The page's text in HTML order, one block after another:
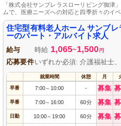
「株式会社サンブレラスローリビング御津
ムで、医療ニーズへの対応と四季折々のイ
生活と地域社会への貢献を追求しています。
住宅型有料老人ホーム サンブ
ーのパート・アルバイト求人
給与 時給 1,065~1,500 円
応募要件いずれか必須: 介護福祉士
就業時間 休憩 月
早番 7:00～ 10:00 - 募集
早番 7:00～ 16:00 60分 募集
日勤 10:00～ 19:00 60分 募集